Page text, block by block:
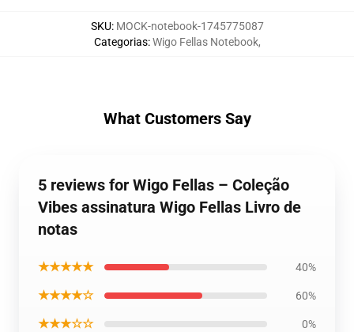
SKU: MOCK-notebook-1745775087
Categorias:Wigo Fellas Notebook,
What Customers Say
5 reviews for Wigo Fellas – Coleção
Vibes assinatura Wigo Fellas Livro de
notas
★★★★★ 40%
★★★★☆ 60%
★★★☆☆ 0%